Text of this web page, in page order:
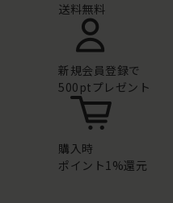
送料無料
新規会員登録で
500ptプレゼント
購入時
ポイント1%還元